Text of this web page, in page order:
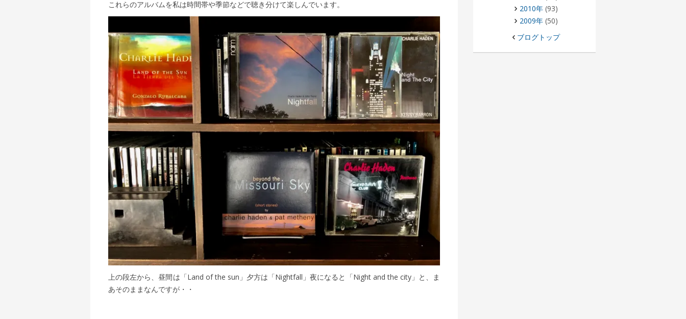
これらのアルバムを私は時間帯や季節などで聴き分けて楽しんでいます。
上の段左から、昼間は「Land of the sun」夕方は「Nightfall」夜になると「Night and the city」と、ま
あそのままなんですが・・
2010年(93)
2009年(50)
ブログトップ